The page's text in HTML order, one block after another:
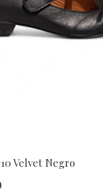
Velvet Negro